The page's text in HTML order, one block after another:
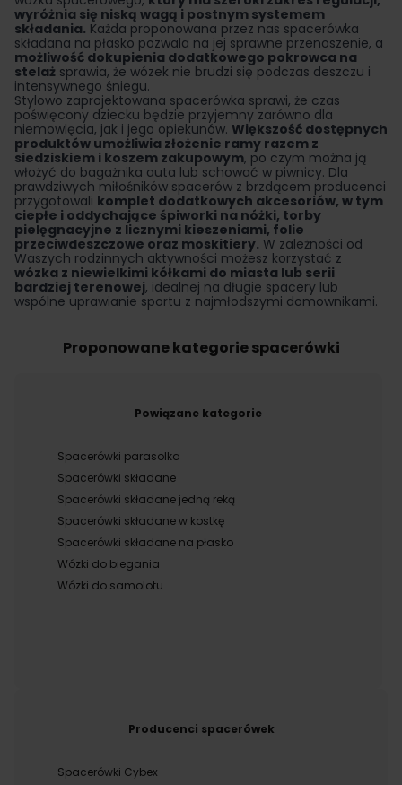
wyróżnia się niską wagą i postnym systemem
składania. Każda proponowana przez nas spacerówka
składana na płasko pozwala na jej sprawne przenoszenie, a
możliwość dokupienia dodatkowego pokrowca na
stelaż sprawia, że wózek nie brudzi się podczas deszczu i
intensywnego śniegu.
Stylowo zaprojektowana spacerówka sprawi, że czas
poświęcony dziecku będzie przyjemny zarówno dla
niemowlęcia, jak i jego opiekunów. Większość dostępnych
produktów umożliwia złożenie ramy razem z
siedziskiem i koszem zakupowym, po czym można ją
włożyć do bagażnika auta lub schować w piwnicy. Dla
prawdziwych miłośników spacerów z brzdącem producenci
przygotowali komplet dodatkowych akcesoriów, w tym
ciepłe i oddychające śpiworki na nóżki, torby
pielęgnacyjne z licznymi kieszeniami, folie
przeciwdeszczowe oraz moskitiery. W zależności od
Waszych rodzinnych aktywności możesz korzystać z
wózka z niewielkimi kółkami do miasta lub serii
bardziej terenowej, idealnej na długie spacery lub
wspólne uprawianie sportu z najmłodszymi domownikami.
Proponowane kategorie spacerówki
Powiązane kategorie
Spacerówki parasolka
Spacerówki składane
Spacerówki składane jedną reką
Spacerówki składane w kostkę
Spacerówki składane na płasko
Wózki do biegania
Wózki do samolotu
Producenci spacerówek
Spacerówki Cybex